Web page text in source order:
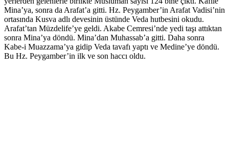
Mina’ya, sonra da Arafat’a gitti. Hz. Peygamber’in Arafat Vadisi’nin
ortasında Kusva adlı devesinin üstünde Veda hutbesini okudu.
Arafat’tan Müzdelife’ye geldi. Akabe Cemresi’nde yedi taşı attıktan
sonra Mina’ya döndü. Mina’dan Muhassab’a gitti. Daha sonra
Kabe-i Muazzama’ya gidip Veda tavafı yaptı ve Medine’ye döndü.
Bu Hz. Peygamber’in ilk ve son haccı oldu.